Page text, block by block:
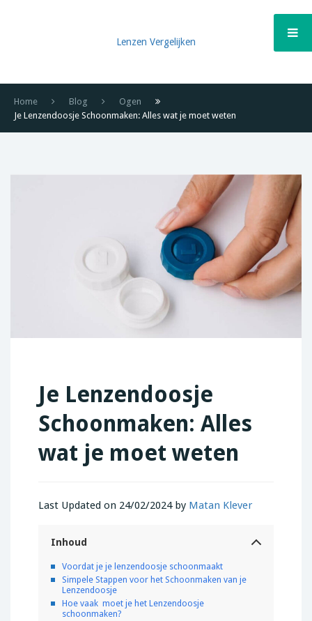
Lenzen Vergelijken
Home Blog
Ogen
Je Lenzendoosje Schoonmaken: Alles wat je moet weten
Je Lenzendoosje
Schoonmaken: Alles
wat je moet weten
Last Updated on 24/02/2024 by Matan Klever
Inhoud
Voordat je je lenzendoosje schoonmaakt
Simpele Stappen voor het Schoonmaken van je
Lenzendoosje
Hoe vaak moet je het Lenzendoosje
schoonmaken?